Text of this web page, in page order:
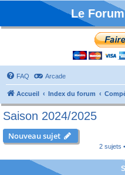
Le
FAQ Arcade
Accueil Index du forum
Saison 2024/2025
Nouveau sujet
2 sujets